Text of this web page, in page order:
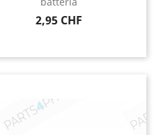
Prezzo
2,95 CHF